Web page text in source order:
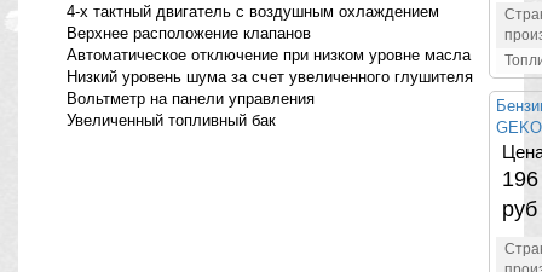
4-х тактный двигатель с воздушным охлаждением
Верхнее расположение клапанов
Автоматическое отключение при низком уровне масла
Низкий уровень шума за счет увеличенного глушителя
Вольтметр на панели управления
Увеличенный топливный бак
руб